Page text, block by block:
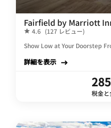
Fairfield by Marriott
4.6 (127 レビュー)
Show Low at Your Doorstep
詳細を表示
285
税金